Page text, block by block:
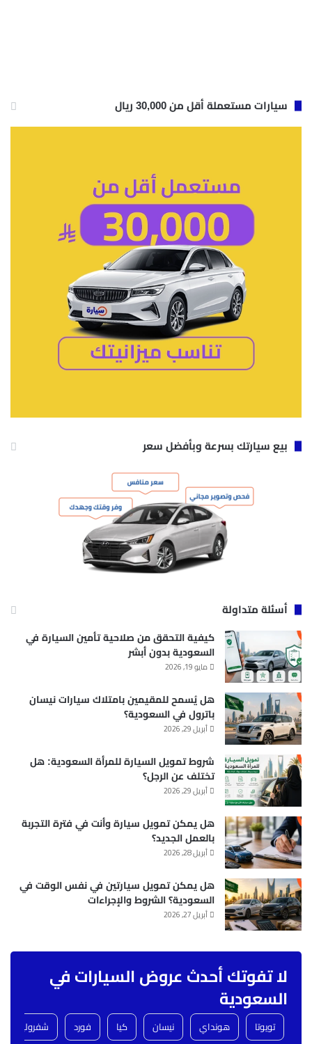
سيارات مستعملة أقل من 30,000 ريال
بيع سيارتك بسرعة وبأفضل سعر
أسئلة متداولة
كيفية التحقق من صلاحية تأمين السيارة في
السعودية بدون أبشر
مايو 19, 2026
هل يُسمح للمقيمين بامتلاك سيارات نيسان
باترول في السعودية؟
أبريل 29, 2026
شروط تمويل السيارة للمرأة السعودية: هل
تختلف عن الرجل؟
أبريل 29, 2026
هل يمكن تمويل سيارة وأنت في فترة التجربة
بالعمل الجديد؟
أبريل 28, 2026
هل يمكن تمويل سيارتين في نفس الوقت في
السعودية؟ الشروط والإجراءات
أبريل 27, 2026
لا تفوتك أحدث عروض السيارات في
السعودية
تويوتا هونداي نيسان كيا فورد شفروليه